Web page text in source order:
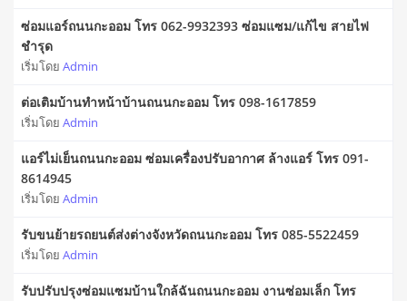
ซ่อมแอร์ถนนกะออม โทร 062-9932393 ซ่อมแซม/แก้ไข สายไฟ
ชำรุด
เริ่มโดย Admin
ต่อเติมบ้านทำหน้าบ้านถนนกะออม โทร 098-1617859
เริ่มโดย Admin
แอร์ไม่เย็นถนนกะออม ซ่อมเครื่องปรับอากาศ ล้างแอร์ โทร 091-
8614945
เริ่มโดย Admin
รับขนย้ายรถยนต์ส่งต่างจังหวัดถนนกะออม โทร 085-5522459
เริ่มโดย Admin
รับปรับปรุงซ่อมแซมบ้านใกล้ฉันถนนกะออม งานซ่อมเล็ก โทร